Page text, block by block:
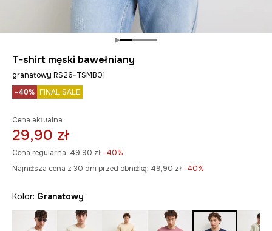
T-shirt męski bawełniany
granatowy RS26-TSMB01
-40% FINAL SALE
Cena aktualna:
29,90 zł
Cena regularna: 49,90 zł -40%
Najniższa cena z 30 dni przed obniżką: 49,90 zł -40%
Kolor: granatowy